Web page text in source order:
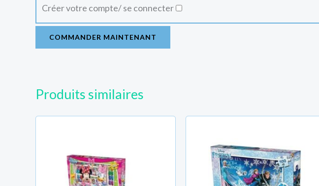
Créer votre compte/ se connecter
COMMANDER MAINTENANT
Produits similaires